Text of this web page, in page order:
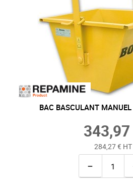
BAC BASCULANT
284,27 € HT
−